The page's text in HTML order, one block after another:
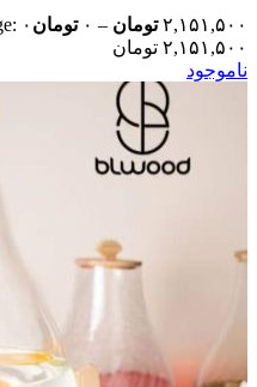
۲,۱۵۱,۵۰۰ تومان – ۰ تومان
۲,۱۵۱,۵۰۰ تومان
ناموجود